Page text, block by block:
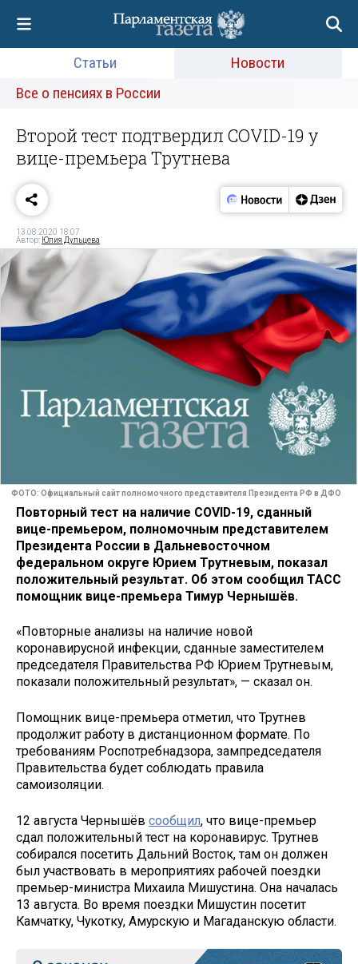
Статьи
Новости
Все о пенсиях в России
Второй тест подтвердил COVID-19 у
вице-премьера Трутнева
13.08.2020 18:07
Автор: Юлия Дульцева
ФОТО: Официальный сайт полномочного представителя Президента РФ в ДФО
Повторный тест на наличие COVID-19, сданный
вице-премьером, полномочным представителем
Президента России в Дальневосточном
федеральном округе Юрием Трутневым, показал
положительный результат. Об этом сообщил ТАСС
помощник вице-премьера Тимур Чернышёв.
«Повторные анализы на наличие новой
коронавирусной инфекции, сданные заместителем
председателя Правительства РФ Юрием Трутневым,
показали положительный результат», — сказал он.
Помощник вице-премьера отметил, что Трутнев
продолжит работу в дистанционном формате. По
требованиям Роспотребнадзора, зампредседателя
Правительства будет соблюдать правила
самоизоляции.
12 августа Чернышёв сообщил, что вице-премьер
сдал положительный тест на коронавирус. Трутнев
собирался посетить Дальний Восток, там он должен
был участвовать в мероприятиях рабочей поездки
премьер-министра Михаила Мишустина. Она началась
13 августа. Во время поездки Мишустин посетит
Камчатку, Чукотку, Амурскую и Магаданскую области.